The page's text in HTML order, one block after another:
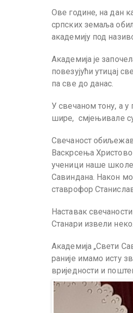
Ове године, на дан
српских земаља
академију под
Академија је
повезујући утицај
па све до данас.
У свечаном тону, а у
шире, смјењивале
Свечаност
Васкрсења
ученици наше школе,
Савиндана. Након
ставрофор
Наставак
Станари извели
Академија „Свети
раније имамо исту
вриједности и